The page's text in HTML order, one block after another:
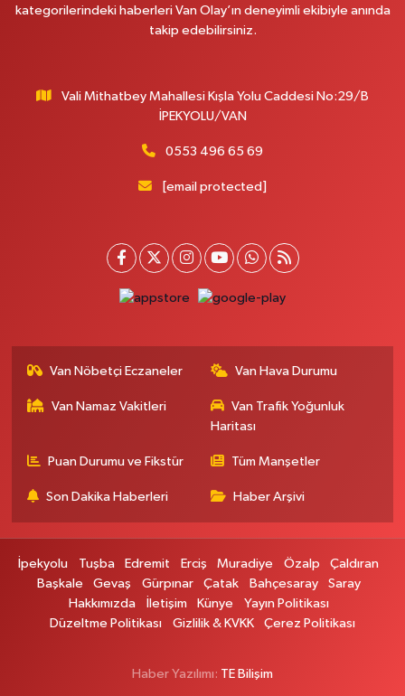
kategorilerindeki haberleri Van Olay’ın deneyimli ekibiyle anında
takip edebilirsiniz.
Vali Mithatbey Mahallesi Kışla Yolu Caddesi No:29/B
İPEKYOLU/VAN
0553 496 65 69
[email protected]
Van Nöbetçi Eczaneler Van Hava Durumu
Van Namaz Vakitleri
Van Trafik Yoğunluk
Haritası
Puan Durumu ve Fikstür Tüm Manşetler
Son Dakika Haberleri Haber Arşivi
İpekyolu Tuşba Edremit Erciş Muradiye Özalp
Çaldıran
Başkale
Gevaş Gürpınar Çatak Bahçesaray
Saray
Hakkımızda
İletişim Künye
Yayın Politikası
Düzeltme Politikası
Gizlilik & KVKK Çerez Politikası
Haber Yazılımı: TE Bilişim